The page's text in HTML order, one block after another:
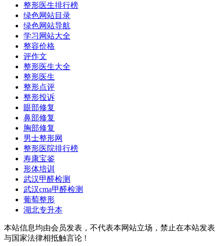
整形医生排行榜
绿色网站目录
绿色网站导航
学习网站大全
整容价格
评作文
整形医生大全
整形医生
整形点评
整形投诉
眼部修复
鼻部修复
胸部修复
男士整形网
整形医院排行榜
寿康宝鉴
形体培训
武汉甲醛检测
武汉cma甲醛检测
葡萄整形
湖北专升本
本站信息均由会员发表，不代表本网站立场，禁止在本站发表
与国家法律相抵触言论 !